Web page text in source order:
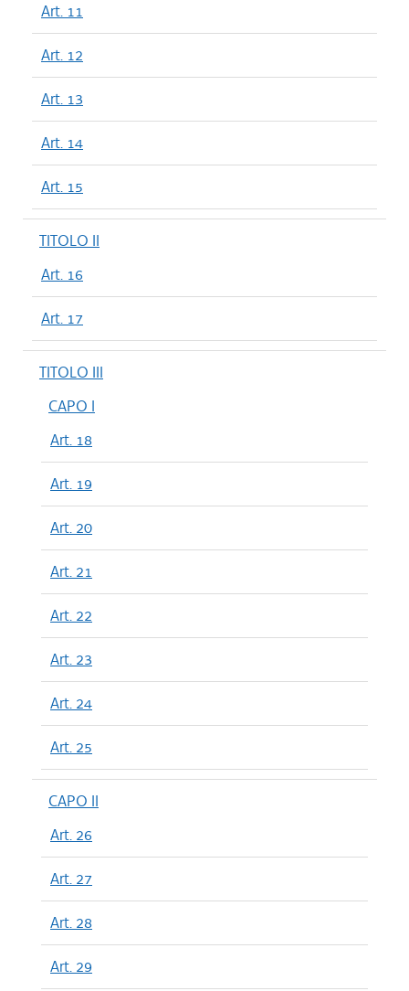
Art. 11
Art. 12
Art. 13
Art. 14
Art. 15
TITOLO II
Art. 16
Art. 17
TITOLO III
CAPO I
Art. 18
Art. 19
Art. 20
Art. 21
Art. 22
Art. 23
Art. 24
Art. 25
CAPO II
Art. 26
Art. 27
Art. 28
Art. 29